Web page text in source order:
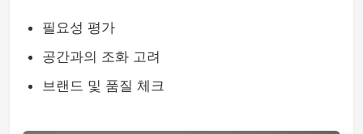
필요성 평가
공간과의 조화 고려
브랜드 및 품질 체크